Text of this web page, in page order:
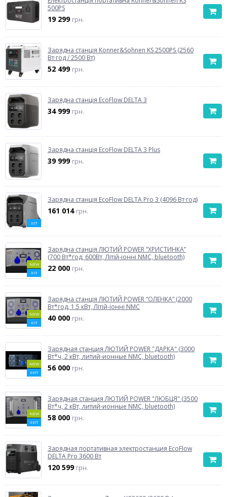
500PS
19 299 грн.
Зарядна станція Konner&Sohnen KS 2500PS (2560
Вт·год / 2500 Вт)
52 499 грн.
Зарядна станція EcoFlow DELTA 3
34 999 грн.
Зарядна станція EcoFlow DELTA 3 Plus
39 999 грн.
ХІТ
Зарядна станція EcoFlow DELTA Pro 3 (4096 Вт·год)
161 014 грн.
NEW
ХІТ
Зарядна станція ЛЮТИЙ POWER “ХРИСТИНКА”
(700 Вт*год, 600Вт, Літій-іонні NMC, bluetooth)
22 000 грн.
NEW
ХІТ
Зарядна станція ЛЮТИЙ POWER “ОЛЕНКА” (2000
Вт*год, 1.5 кВт, Літій-іонні NMC
40 000 грн.
NEW
ХИТ
Зарядная станция ЛЮТИЙ POWER "ДАРКА" (3000
Вт*ч, 2 кВт, литий-ионные NMC, bluetooth)
56 000 грн.
NEW
ХИТ
Зарядная станция ЛЮТИЙ POWER "ЛЮБЦЯ" (3500
Вт*ч, 2 кВт, литий-ионные NMC, bluetooth)
58 000 грн.
Зарядная портативная электростанция EcoFlow
DELTA Pro 3600 Вт
120 599 грн.